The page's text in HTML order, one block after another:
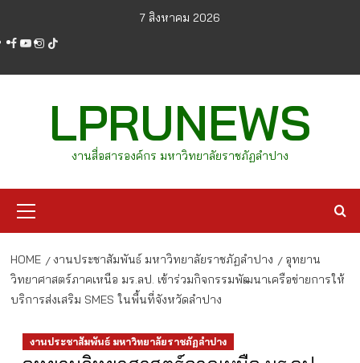
content
7 สิงหาคม 2026
facebook
youtube
instagram
tiktok
LPRUNEWS
งานสื่อสารองค์กร มหาวิทยาลัยราชภัฏลำปาง
Menu
HOME งานประชาสัมพันธ์ มหาวิทยาลัยราชภัฏลำปาง
อุทยาน
วิทยาศาสตร์ภาคเหนือ มร.ลป. เข้าร่วมกิจกรรมพัฒนาเครือข่ายการให้
บริการส่งเสริม SMES ในพื้นที่จังหวัดลำปาง
งานประชาสัมพันธ์ มหาวิทยาลัยราชภัฏลำปาง